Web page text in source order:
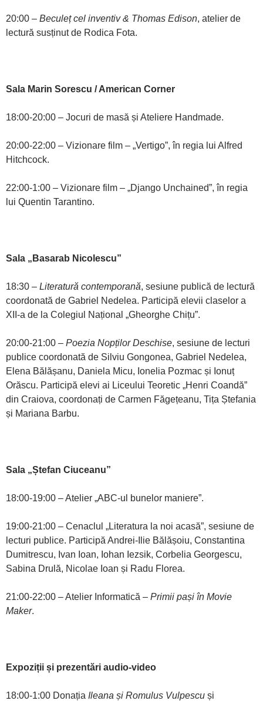
20:00 – Beculeț cel inventiv & Thomas Edison, atelier de
lectură susținut de Rodica Fota.
Sala Marin Sorescu / American Corner
18:00-20:00 – Jocuri de masă și Ateliere Handmade.
20:00-22:00 – Vizionare film – „Vertigo”, în regia lui Alfred
Hitchcock.
22:00-1:00 – Vizionare film – „Django Unchained”, în regia
lui Quentin Tarantino.
Sala „Basarab Nicolescu”
18:30 – Literatură contemporană, sesiune publică de lectură
coordonată de Gabriel Nedelea. Participă elevii claselor a
XII-a de la Colegiul Național „Gheorghe Chițu”.
20:00-21:00 – Poezia Nopților Deschise, sesiune de lecturi
publice coordonată de Silviu Gongonea, Gabriel Nedelea,
Elena Bălășanu, Daniela Micu, Ionelia Pozmac și Ionuț
Orăscu. Participă elevi ai Liceului Teoretic „Henri Coandă”
din Craiova, coordonați de Carmen Făgețeanu, Tița Ștefania
și Mariana Barbu.
Sala „Ștefan Ciuceanu”
18:00-19:00 – Atelier „ABC-ul bunelor maniere”.
19:00-21:00 – Cenaclul „Literatura la noi acasă”, sesiune de
lecturi publice. Participă Andrei-Ilie Bălășoiu, Constantina
Dumitrescu, Ivan Ioan, Iohan Iezsik, Corbelia Georgescu,
Sabina Drulă, Nicolae Ioan și Radu Florea.
21:00-22:00 – Atelier Informatică – Primii pași în Movie
Maker.
Expoziții și prezentări audio-video
18:00-1:00 Donația Ileana și Romulus Vulpescu și